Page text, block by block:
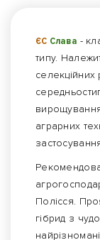
ЄС Слава -
типу.
селекційних
аграрних
Полісся.
гібрид з